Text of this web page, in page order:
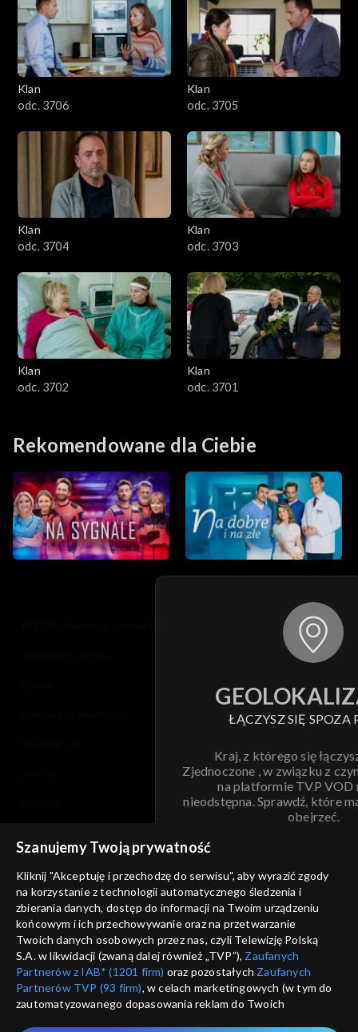
Klan
odc. 3706
Klan
odc. 3705
Klan
odc. 3704
Klan
odc. 3703
Klan
odc. 3702
Klan
odc. 3701
Rekomendowane dla Ciebie
ŁĄCZYSZ SIĘ SPOZA
Kraj, z którego się
Zjednoczone , w związku z
na platformie TVP VOD
nieodstępna. Sprawdź, które
obejrzeć.
ANULUJ
informacje o dostawcy usług
Szanujemy Twoją prywatność
Kliknij "Akceptuję i przechodzę do serwisu", aby wyrazić zgody
na korzystanie z technologii automatycznego śledzenia i
zbierania danych, dostęp do informacji na Twoim urządzeniu
końcowym i ich przechowywanie oraz na przetwarzanie
Twoich danych osobowych przez nas, czyli Telewizję Polską
S.A. w likwidacji (zwaną dalej również „TVP”), Zaufanych
Partnerów z IAB* (1201 firm) oraz pozostałych Zaufanych
Partnerów TVP (93 firm), w celach marketingowych (w tym do
zautomatyzowanego dopasowania reklam do Twoich